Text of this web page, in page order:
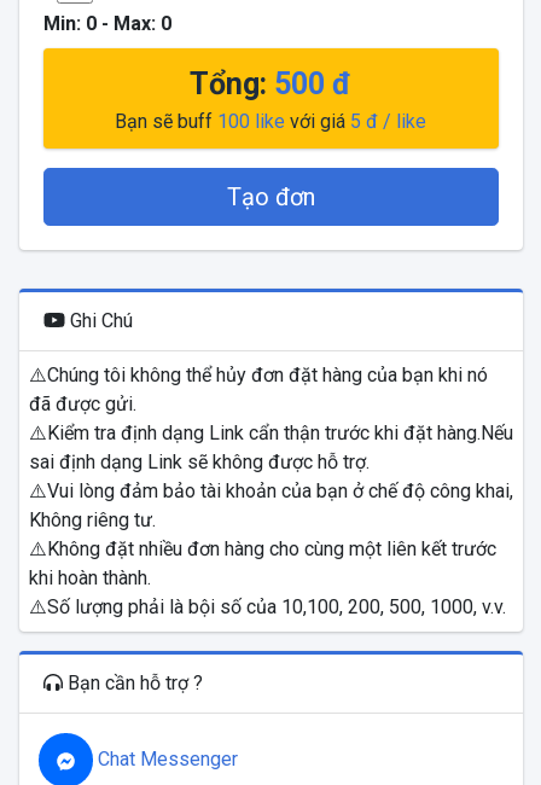
Min: 0- Max: 0
Tổng: 500 đ
Bạn sẽ buff 100 like với giá 5 đ / like
Tạo đơn
Ghi Chú
⚠️Chúng tôi không thể hủy đơn đặt hàng của bạn khi nó
đã được gửi.
⚠️Kiểm tra định dạng Link cẩn thận trước khi đặt hàng.Nếu
sai định dạng Link sẽ không được hỗ trợ.
⚠️Vui lòng đảm bảo tài khoản của bạn ở chế độ công khai,
Không riêng tư.
⚠️Không đặt nhiều đơn hàng cho cùng một liên kết trước
khi hoàn thành.
⚠️Số lượng phải là bội số của 10,100, 200, 500, 1000, v.v.
Bạn cần hỗ trợ ?
Chat Messenger